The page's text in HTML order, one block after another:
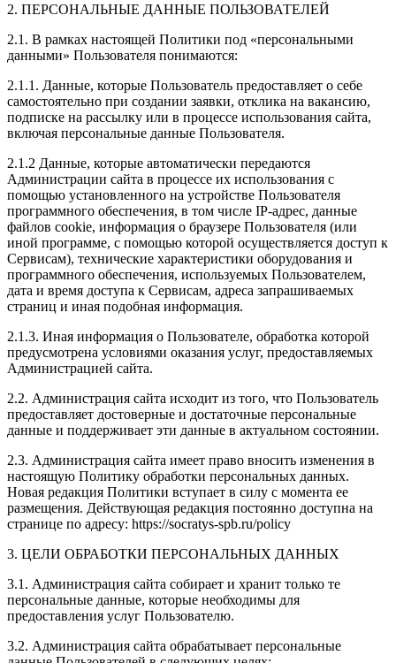
2. ПЕРСОНАЛЬНЫЕ ДАННЫЕ ПОЛЬЗОВАТЕЛЕЙ
2.1. В рамках настоящей Политики под «персональными
данными» Пользователя понимаются:
2.1.1. Данные, которые Пользователь предоставляет о себе
самостоятельно при создании заявки, отклика на вакансию,
подписке на рассылку или в процессе использования сайта,
включая персональные данные Пользователя.
2.1.2 Данные, которые автоматически передаются
Администрации сайта в процессе их использования с
помощью установленного на устройстве Пользователя
программного обеспечения, в том числе IP-адрес, данные
файлов cookie, информация о браузере Пользователя (или
иной программе, с помощью которой осуществляется доступ к
Сервисам), технические характеристики оборудования и
программного обеспечения, используемых Пользователем,
дата и время доступа к Сервисам, адреса запрашиваемых
страниц и иная подобная информация.
2.1.3. Иная информация о Пользователе, обработка которой
предусмотрена условиями оказания услуг, предоставляемых
Администрацией сайта.
2.2. Администрация сайта исходит из того, что Пользователь
предоставляет достоверные и достаточные персональные
данные и поддерживает эти данные в актуальном состоянии.
2.3. Администрация сайта имеет право вносить изменения в
настоящую Политику обработки персональных данных.
Новая редакция Политики вступает в силу с момента ее
размещения. Действующая редакция постоянно доступна на
странице по адресу: https://socratys-spb.ru/policy
3. ЦЕЛИ ОБРАБОТКИ ПЕРСОНАЛЬНЫХ ДАННЫХ
3.1. Администрация сайта собирает и хранит только те
персональные данные, которые необходимы для
предоставления услуг Пользователю.
3.2. Администрация сайта обрабатывает персональные